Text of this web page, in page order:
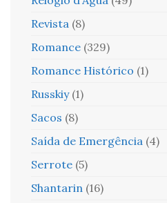
Revista (8)
Romance (329)
Romance Histórico (1)
Russkiy (1)
Sacos (8)
Saída de Emergência (4)
Serrote (5)
Shantarin (16)